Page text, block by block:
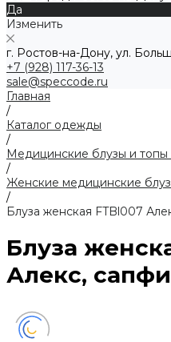
Да
Изменить
г. Ростов-на-Дону, ул.
+7 (928) 117-36-13
sale@speccode.ru
Главная
/
Каталог одежды
/
Медицинские блузы и
/
Женские медицинские
/
Блуза женская FTBl007
Блуза
Алекс,